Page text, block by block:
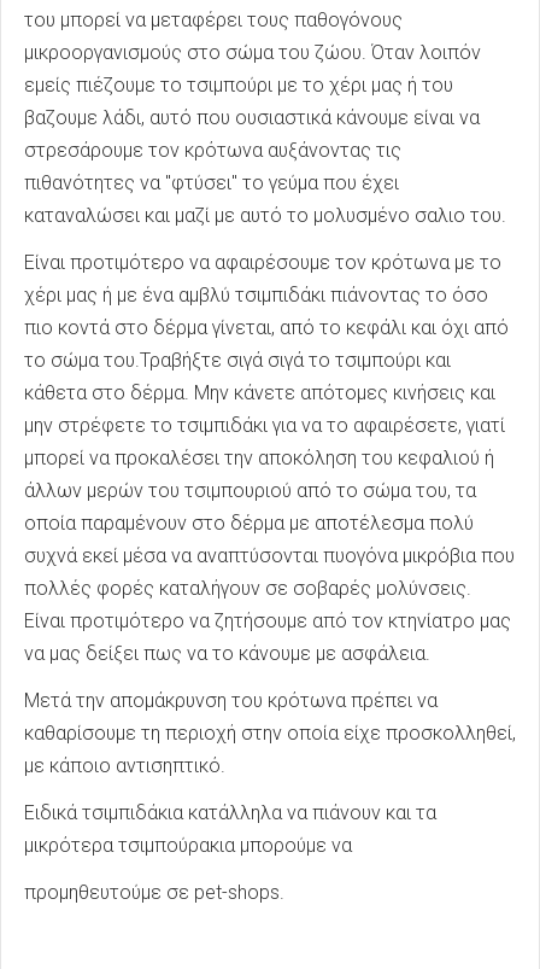
του μπορεί να μεταφέρει τους παθογόνους
μικροοργανισμούς στο σώμα του ζώου. Όταν λοιπόν
εμείς πιέζουμε το τσιμπούρι με το χέρι μας ή του
βαζουμε λάδι, αυτό που ουσιαστικά κάνουμε είναι να
στρεσάρουμε τον κρότωνα αυξάνοντας τις
πιθανότητες να "φτύσει" το γεύμα που έχει
καταναλώσει και μαζί με αυτό το μολυσμένο σαλιο του.
Είναι προτιμότερο να αφαιρέσουμε τον κρότωνα με το
χέρι μας ή με ένα αμβλύ τσιμπιδάκι πιάνοντας το όσο
πιο κοντά στο δέρμα γίνεται, από το κεφάλι και όχι από
το σώμα του.Τραβήξτε σιγά σιγά το τσιμπούρι και
κάθετα στο δέρμα. Μην κάνετε απότομες κινήσεις και
μην στρέφετε το τσιμπιδάκι για να το αφαιρέσετε, γιατί
μπορεί να προκαλέσει την αποκόληση του κεφαλιού ή
άλλων μερών του τσιμπουριού από το σώμα του, τα
οποία παραμένουν στο δέρμα με αποτέλεσμα πολύ
συχνά εκεί μέσα να αναπτύσονται πυογόνα μικρόβια που
πολλές φορές καταλήγουν σε σοβαρές μολύνσεις.
Είναι προτιμότερο να ζητήσουμε από τον κτηνίατρο μας
να μας δείξει πως να το κάνουμε με ασφάλεια.
Μετά την απομάκρυνση του κρότωνα πρέπει να
καθαρίσουμε τη περιοχή στην οποία είχε προσκολληθεί,
με κάποιο αντισηπτικό.
Ειδικά τσιμπιδάκια κατάλληλα να πιάνουν και τα
μικρότερα τσιμπούρακια μπορούμε να
προμηθευτούμε σε pet-shops.